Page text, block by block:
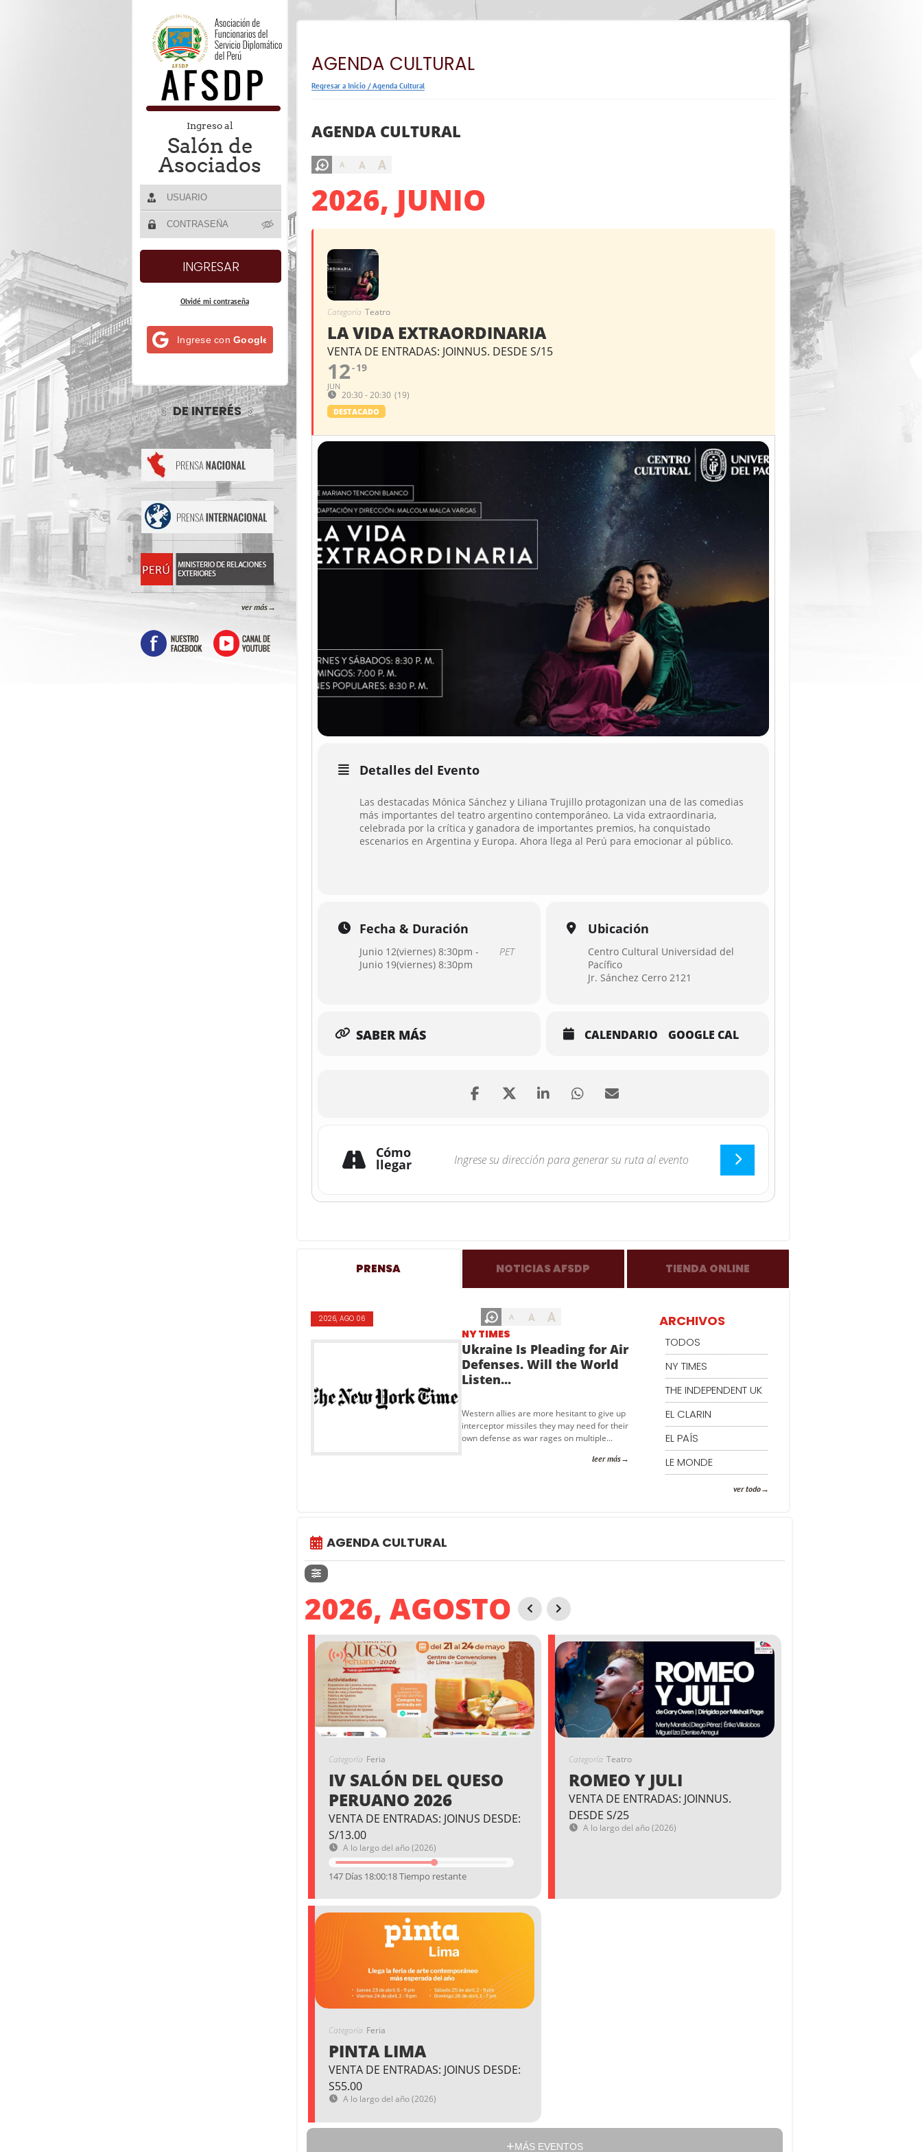
Ingreso al
Salón de
Asociados
Olvidé mi contraseña
Ingrese con Google
DE INTERÉS
ver más
AGENDA CULTURAL
Regresar a Inicio /Agenda Cultural
AGENDA CULTURAL
A A A
2026, JUNIO
Categoría Teatro
LA VIDA EXTRAORDINARIA
VENTA DE ENTRADAS: JOINNUS. DESDE S/15
12
JUN
19
20:30 - 20:30 (19)
DESTACADO
Detalles del Evento
Las destacadas Mónica Sánchez y Liliana Trujillo protagonizan una de las comedias
más importantes del teatro argentino contemporáneo. La vida extraordinaria,
celebrada por la crítica y ganadora de importantes premios, ha conquistado
escenarios en Argentina y Europa. Ahora llega al Perú para emocionar al público.
Fecha & Duración
Junio 12(viernes) 8:30pm -
Junio 19(viernes) 8:30pm
PET
Ubicación
Centro Cultural Universidad del
Pacífico
Jr. Sánchez Cerro 2121
SABER MÁS CALENDARIO GOOGLE CAL
Cómo
llegar
PRENSA NOTICIAS AFSDP TIENDA ONLINE
A A A
2026, AGO 06
NY TIMES
Ukraine Is Pleading for Air
Defenses. Will the World
Listen...
Western allies are more hesitant to give up
interceptor missiles they may need for their
own defense as war rages on multiple...
leer más
ARCHIVOS
TODOS
NY TIMES
THE INDEPENDENT UK
EL CLARIN
EL PAÍS
LE MONDE
ver todo
AGENDA CULTURAL
2026, AGOSTO
Categoría Feria
IV SALÓN DEL QUESO
PERUANO 2026
VENTA DE ENTRADAS: JOINUS DESDE:
S/13.00
A lo largo del año (2026)
147 Días 18:00:17 Tiempo restante
Categoría Teatro
ROMEO Y JULI
VENTA DE ENTRADAS: JOINNUS.
DESDE S/25
A lo largo del año (2026)
Categoría Feria
PINTA LIMA
VENTA DE ENTRADAS: JOINUS DESDE:
S55.00
A lo largo del año (2026)
MÁS EVENTOS